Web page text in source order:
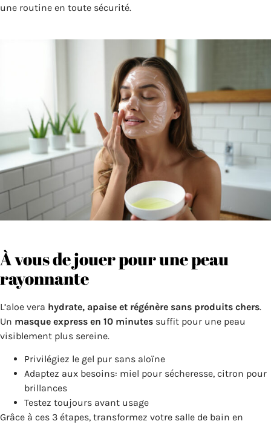
une routine en toute sécurité.
À vous de jouer pour une peau
rayonnante
L’aloe vera hydrate, apaise et régénère sans produits chers.
Un masque express en 10 minutes suffit pour une peau
visiblement plus sereine.
Privilégiez le gel pur sans aloïne
Adaptez aux besoins: miel pour sécheresse, citron pour
brillances
Testez toujours avant usage
Grâce à ces 3 étapes, transformez votre salle de bain en